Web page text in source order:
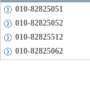
010-82825051
010-82825052
010-82825512
010-82825062